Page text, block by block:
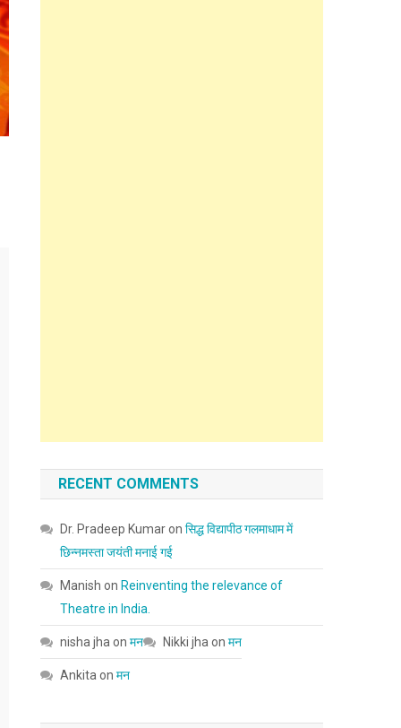
RECENT COMMENTS
Dr. Pradeep Kumaronसिद्ध विद्यापीठ गलमाधाम में
छिन्नमस्ता जयंती मनाई गई
Manish on Reinventing the relevance of
Theatre in India.
nisha jha onमन Nikki jha onमन
Ankita onमन